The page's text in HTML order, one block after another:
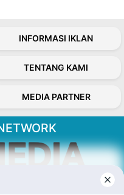
INFORMASI IKLAN
TENTANG KAMI
MEDIA PARTNER